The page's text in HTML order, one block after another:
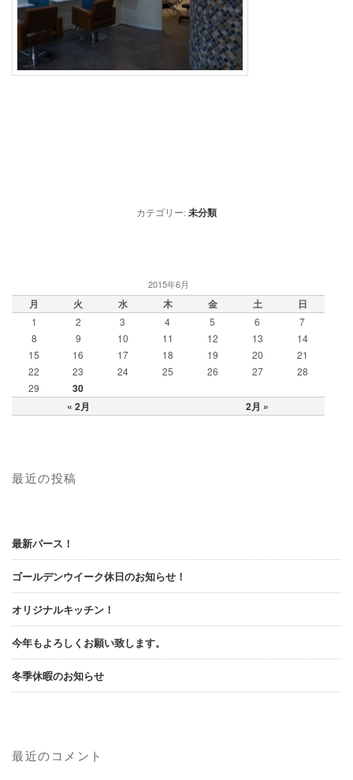
カテゴリー: 未分類
2015年6月
月 火 水 木 金 土 日
« 2月 2月 »
1 2 3 4 5 6
7
8
9 10 11 12 13
14
15
16 17 18 19 20
21
22
23 24 25 26 27
28
29
30
最近の投稿
最新パース！
ゴールデンウイーク休日のお知らせ！
オリジナルキッチン！
今年もよろしくお願い致します。
冬季休暇のお知らせ
最近のコメント